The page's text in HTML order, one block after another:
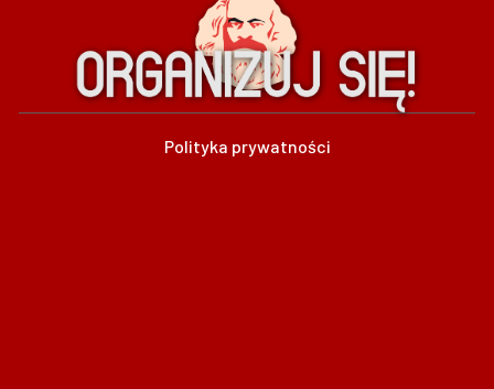
Polityka prywatności